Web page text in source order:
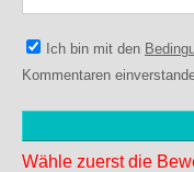
Ich bin mit den
Kommentaren
Wähle zuerst die